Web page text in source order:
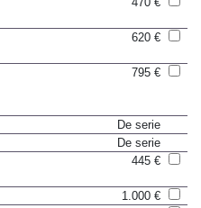
620 €
795 €
De serie
De serie
445 €
1.000 €